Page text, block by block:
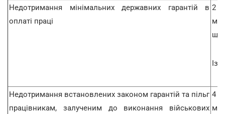
Недотримання мінімальних державних гарантій в
оплаті праці
2
Із
Недотримання встановлених законом гарантій та пільг
працівникам, залученим до виконання військових
4